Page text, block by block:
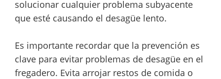
solucionar cualquier problema subyacente
que esté causando el desagüe lento.
Es importante recordar que la prevención es
clave para evitar problemas de desagüe en el
fregadero. Evita arrojar restos de comida o